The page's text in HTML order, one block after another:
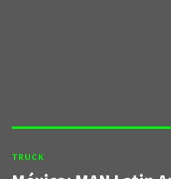
TRUCK